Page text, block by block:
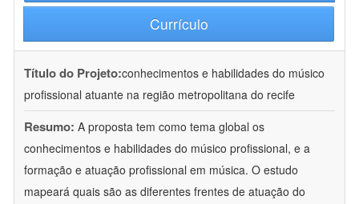
Currículo
Título do Projeto:conhecimentos e habilidades do músico
profissional atuante na região metropolitana do recife
Resumo: A proposta tem como tema global os
conhecimentos e habilidades do músico profissional, e a
formação e atuação profissional em música. O estudo
mapeará quais são as diferentes frentes de atuação do